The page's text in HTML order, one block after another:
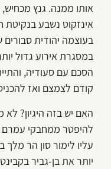
אותו ממנה. גנץ
אינזקוט נשבע
בעוצמה יהודית
במסגרת אירוע גדול
הסכם עם סעודיה,
קודם לצמצם ואז
האם יש בזה היגיון?
להיפטר ממחבקי עמרם
עליו לימור סון הר
יותר את בן-גביר